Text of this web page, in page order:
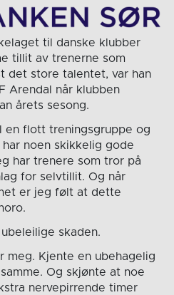
til danske klubber
tillit av trenerne som
det store talentet, var han
Arendal når klubben
årets sesong.
en flott treningsgruppe og
noen skikkelig gode
har trenere som tror på
for selvtillit. Og når
er jeg følt at dette
skaden.
meg. Kjente en ubehagelig
Og skjønte at noe
nervepirrende timer